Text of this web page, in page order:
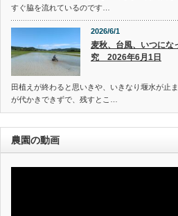
すぐ脇を流れているのです…
2026/6/1
麦秋、台風、いつに
究 2026年6月1日
田植えが終わると思いきや、いきなり堰水が止
が代かきできずで、残すとこ…
農園の動画